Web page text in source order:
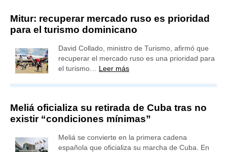
Mitur: recuperar mercado ruso es prioridad
para el turismo dominicano
David Collado, ministro de Turismo, afirmó que
recuperar el mercado ruso es una prioridad para
el turismo… Leer más
Meliá oficializa su retirada de Cuba tras no
existir “condiciones mínimas”
Meliá se convierte en la primera cadena
española que oficializa su marcha de Cuba. En